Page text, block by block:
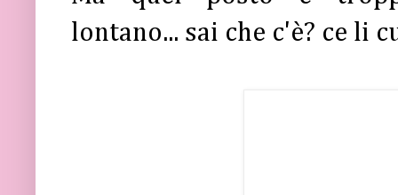
lontano... sai che c'è? ce li